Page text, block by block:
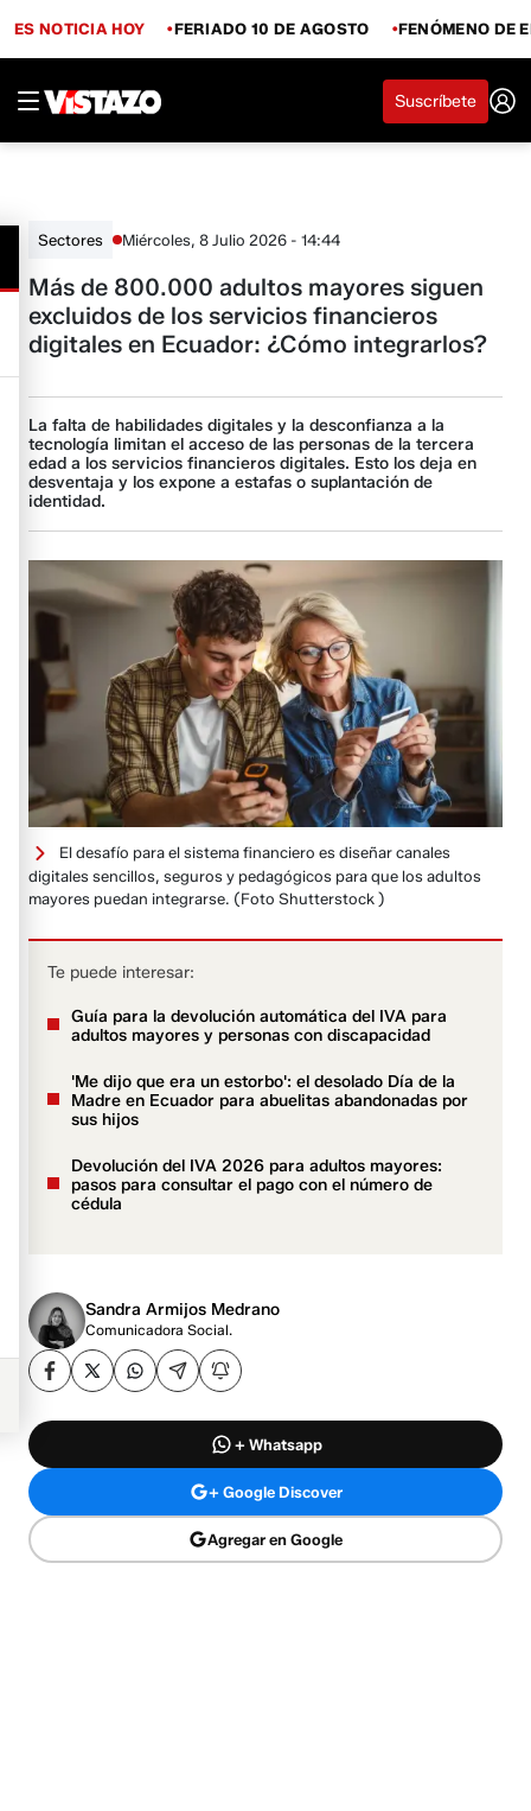
ES NOTICIA HOY FERIADO 10 DE AGOSTO FENÓMENO DE
Suscríbete
Sectores Miércoles, 8 Julio 2026 - 14:44
Más de 800.000 adultos mayores siguen
excluidos de los servicios financieros
digitales en Ecuador: ¿Cómo integrarlos?
La falta de habilidades digitales y la desconfianza a la
tecnología limitan el acceso de las personas de la tercera
edad a los servicios financieros digitales. Esto los deja en
desventaja y los expone a estafas o suplantación de
identidad.
El desafío para el sistema financiero es diseñar canales
digitales sencillos, seguros y pedagógicos para que los adultos
mayores puedan integrarse. (Foto Shutterstock )
Te puede interesar:
Guía para la devolución automática del IVA para
adultos mayores y personas con discapacidad
'Me dijo que era un estorbo': el desolado Día de la
Madre en Ecuador para abuelitas abandonadas por
sus hijos
Devolución del IVA 2026 para adultos mayores:
pasos para consultar el pago con el número de
cédula
Sandra Armijos Medrano
Comunicadora Social.
+ Whatsapp
+ Google Discover
Agregar en Google